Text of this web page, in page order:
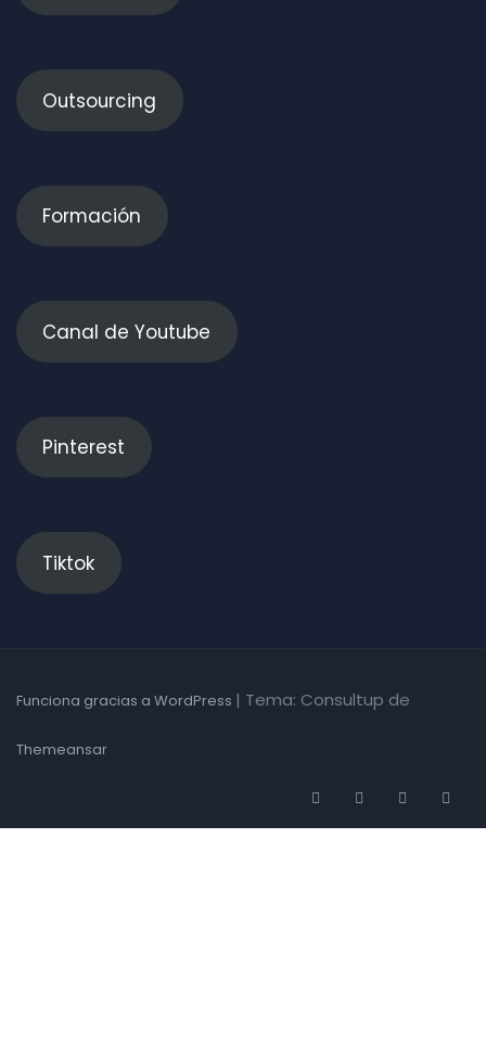
Outsourcing
Formación
Canal de Youtube
Pinterest
Tiktok
Funciona gracias a WordPress | Tema: Consultup de
Themeansar